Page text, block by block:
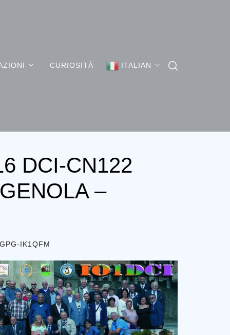
CURIOSITÀ ITALIAN
DCI-CN122
–
IK1QFM